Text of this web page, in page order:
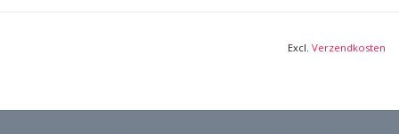
Excl. Verzendkosten